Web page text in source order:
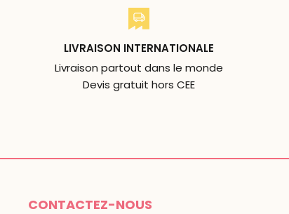
LIVRAISON INTERNATIONALE
Livraison partout dans le monde
Devis gratuit hors CEE
CONTACTEZ-NOUS